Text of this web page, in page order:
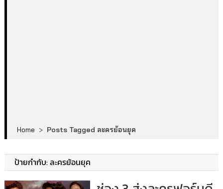
Home > Posts Tagged ละครย้อนยุค
ป้ายกำกับ:ละครย้อนยุค